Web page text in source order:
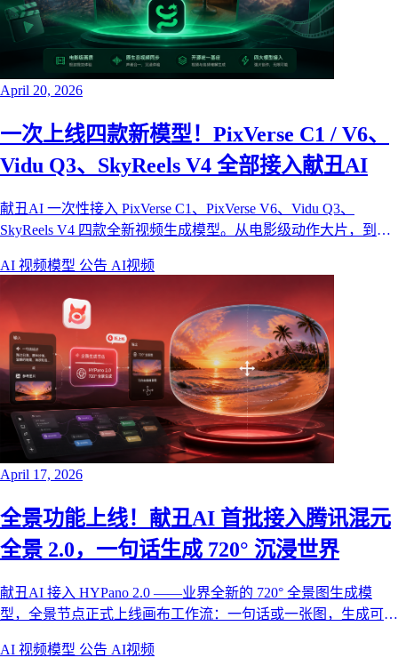
April 20, 2026
一次上线四款新模型！PixVerse C1 / V6、
Vidu Q3、SkyReels V4 全部接入献丑AI
献丑AI 一次性接入 PixVerse C1、PixVerse V6、Vidu Q3、
SkyReels V4 四款全新视频生成模型。从电影级动作大片，到原
值得用的视频模型，一站式装进献丑画布。
AI 视频模型 公告 AI视频
April 17, 2026
全景功能上线！献丑AI 首批接入腾讯混元
全景 2.0，一句话生成 720° 沉浸世界
献丑AI 接入 HYPano 2.0 ——业界全新的 720° 全景图生成模
型，全景节点正式上线画布工作流：一句话或一张图，生成可自
AI 视频模型 公告 AI视频